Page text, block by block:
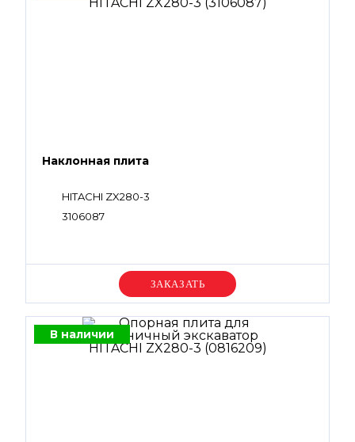
Наклонная плита
HITACHI ZX280-3
3106087
Уточняйте цену
В наличии